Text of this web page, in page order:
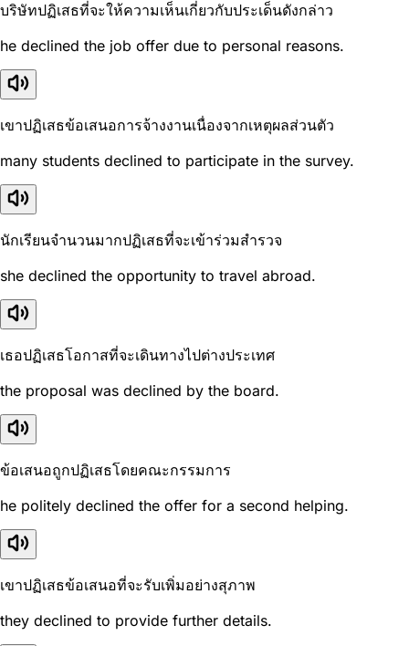
บริษัทปฏิเสธที่จะให้ความเห็นเกี่ยวกับประเด็นดังกล่าว
he declined the job offer due to personal reasons.
เขาปฏิเสธข้อเสนอการจ้างงานเนื่องจากเหตุผลส่วนตัว
many students declined to participate in the survey.
นักเรียนจำนวนมากปฏิเสธที่จะเข้าร่วมสำรวจ
she declined the opportunity to travel abroad.
เธอปฏิเสธโอกาสที่จะเดินทางไปต่างประเทศ
the proposal was declined by the board.
ข้อเสนอถูกปฏิเสธโดยคณะกรรมการ
he politely declined the offer for a second helping.
เขาปฏิเสธข้อเสนอที่จะรับเพิ่มอย่างสุภาพ
they declined to provide further details.